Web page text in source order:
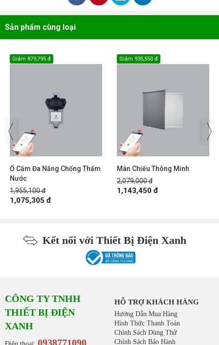
Sản phẩm cùng loại
Ổ Cắm Đa Năng Chống Thấm
Nước
1,955,100 đ
Giảm 879,795 đ
1,075,305 đ
Màn Chiếu Thông Minh
2,079,000 đ
Giảm 935,550 đ
1,143,450 đ
Kết nối với Thiết Bị Điện Xanh
CÔNG TY TNHH
THIẾT BỊ ĐIỆN
XANH
Điện thoại: 0938771090
HỖ TRỢ KHÁCH HÀNG
Hướng Dẫn Mua Hàng
Hình Thức Thanh Toán
Chính Sách Dùng Thử
Chính Sách Bảo Hành